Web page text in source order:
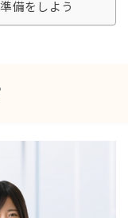
備をしよう